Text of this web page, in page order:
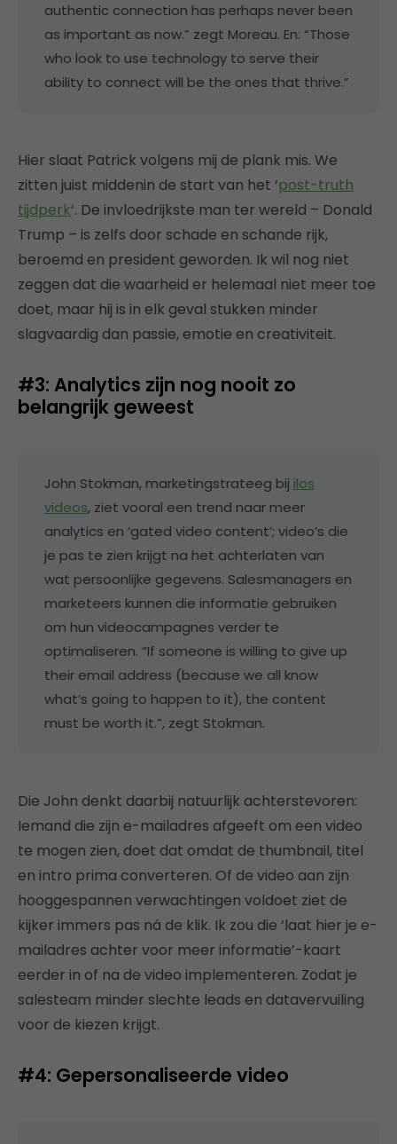
authentic connection has perhaps never been
as important as now.” zegt Moreau. En: “Those
who look to use technology to serve their
ability to connect will be the ones that thrive.”
Hier slaat Patrick volgens mij de plank mis. We
zitten juist middenin de start van het ‘post-truth
tijdperk‘. De invloedrijkste man ter wereld – Donald
Trump – is zelfs door schade en schande rijk,
beroemd en president geworden. Ik wil nog niet
zeggen dat die waarheid er helemaal niet meer toe
doet, maar hij is in elk geval stukken minder
slagvaardig dan passie, emotie en creativiteit.
#3: Analytics zijn nog nooit zo
belangrijk geweest
John Stokman, marketingstrateeg bij ilos
videos, ziet vooral een trend naar meer
analytics en ‘gated video content’; video’s die
je pas te zien krijgt na het achterlaten van
wat persoonlijke gegevens. Salesmanagers en
marketeers kunnen die informatie gebruiken
om hun videocampagnes verder te
optimaliseren. “If someone is willing to give up
their email address (because we all know
what’s going to happen to it), the content
must be worth it.”, zegt Stokman.
Die John denkt daarbij natuurlijk achterstevoren:
Iemand die zijn e-mailadres afgeeft om een video
te mogen zien, doet dat omdat de thumbnail, titel
en intro prima converteren. Of de video aan zijn
hooggespannen verwachtingen voldoet ziet de
kijker immers pas ná de klik. Ik zou die ‘laat hier je e-
mailadres achter voor meer informatie’-kaart
eerder in of na de video implementeren. Zodat je
salesteam minder slechte leads en datavervuiling
voor de kiezen krijgt.
#4: Gepersonaliseerde video